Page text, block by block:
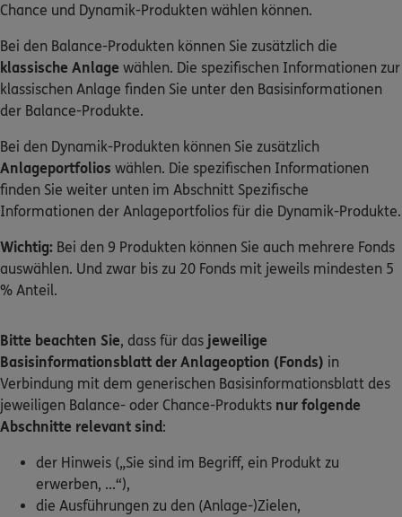
Chance und Dynamik-Produkten wählen können.
Bei den Balance-Produkten können Sie zusätzlich die
klassische Anlage wählen. Die spezifischen Informationen zur
klassischen Anlage finden Sie unter den Basisinformationen
der Balance-Produkte.
Bei den Dynamik-Produkten können Sie zusätzlich
Anlageportfolios wählen. Die spezifischen Informationen
finden Sie weiter unten im Abschnitt Spezifische
Informationen der Anlageportfolios für die Dynamik-Produkte.
Wichtig: Bei den 9 Produkten können Sie auch mehrere Fonds
auswählen. Und zwar bis zu 20 Fonds mit jeweils mindesten 5
% Anteil.
Bitte beachten Sie, dass für das jeweilige
Basisinformationsblatt der Anlageoption (Fonds) in
Verbindung mit dem generischen Basisinformationsblatt des
jeweiligen Balance- oder Chance-Produkts nur folgende
Abschnitte relevant sind:
der Hinweis („Sie sind im Begriff, ein Produkt zu
erwerben, ...“),
die Ausführungen zu den (Anlage-)Zielen,